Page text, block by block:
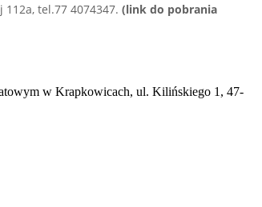
tel.77 4074347. (link do pobrania
w Krapkowicach, ul. Kilińskiego 1, 47-